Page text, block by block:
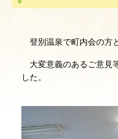
登別温泉で町内会の方
大変意義のあるご意見
した。